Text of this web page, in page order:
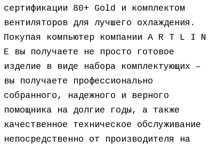
сертификации 80+ Gold и комплектом
вентиляторов для лучшего охлаждения.
Покупая компьютер компании A R T L I N
E вы получаете не просто готовое
изделие в виде набора комплектующих –
вы получаете профессионально
собранного, надежного и верного
помощника на долгие годы, а также
качественное техническое обслуживание
непосредственно от производителя на